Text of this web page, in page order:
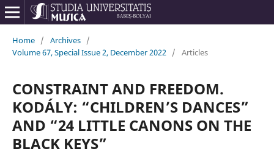
Home / Archives /
Volume 67, Special Issue 2, December 2022 / Articles
CONSTRAINT AND FREEDOM.
KODÁLY: “CHILDREN’S DANCES”
AND “24 LITTLE CANONS ON THE
BLACK KEYS”